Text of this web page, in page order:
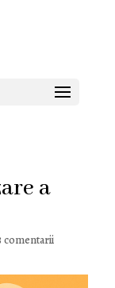
a
comentarii